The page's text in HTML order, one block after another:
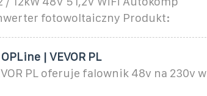
fotowoltaiczny Produkt:
| VEVOR PL
PL oferuje falownik 48v na 230v w